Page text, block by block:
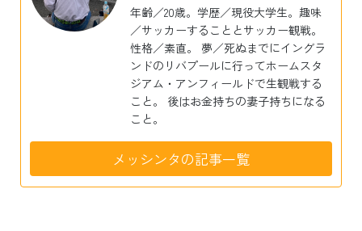
年齢／20歳。学歴／現役大学生。趣味
／サッカーすることとサッカー観戦。
性格／素直。 夢／死ぬまでにイングラ
ンドのリバプールに行ってホームスタ
ジアム・アンフィールドで生観戦する
こと。 後はお金持ちの妻子持ちになる
こと。
メッシンタの記事一覧